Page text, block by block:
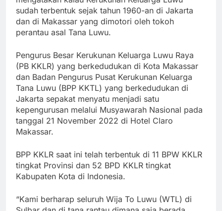
sudah terbentuk sejak tahun 1960-an di Jakarta
dan di Makassar yang dimotori oleh tokoh
perantau asal Tana Luwu.
Pengurus Besar Kerukunan Keluarga Luwu Raya
(PB KKLR) yang berkedudukan di Kota Makassar
dan Badan Pengurus Pusat Kerukunan Keluarga
Tana Luwu (BPP KKTL) yang berkedudukan di
Jakarta sepakat menyatu menjadi satu
kepengurusan melalui Musyawarah Nasional pada
tanggal 21 November 2022 di Hotel Claro
Makassar.
BPP KKLR saat ini telah terbentuk di 11 BPW KKLR
tingkat Provinsi dan 52 BPD KKLR tingkat
Kabupaten Kota di Indonesia.
“Kami berharap seluruh Wija To Luwu (WTL) di